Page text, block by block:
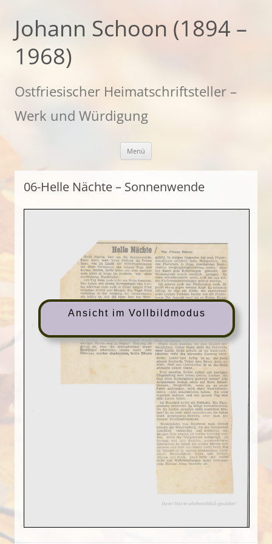
springen
Johann Schoon (1894 –
1968)
Ostfriesischer Heimatschriftsteller –
Werk und Würdigung
Menü
06-Helle Nächte – Sonnenwende
Ansicht im Vollbildmodus